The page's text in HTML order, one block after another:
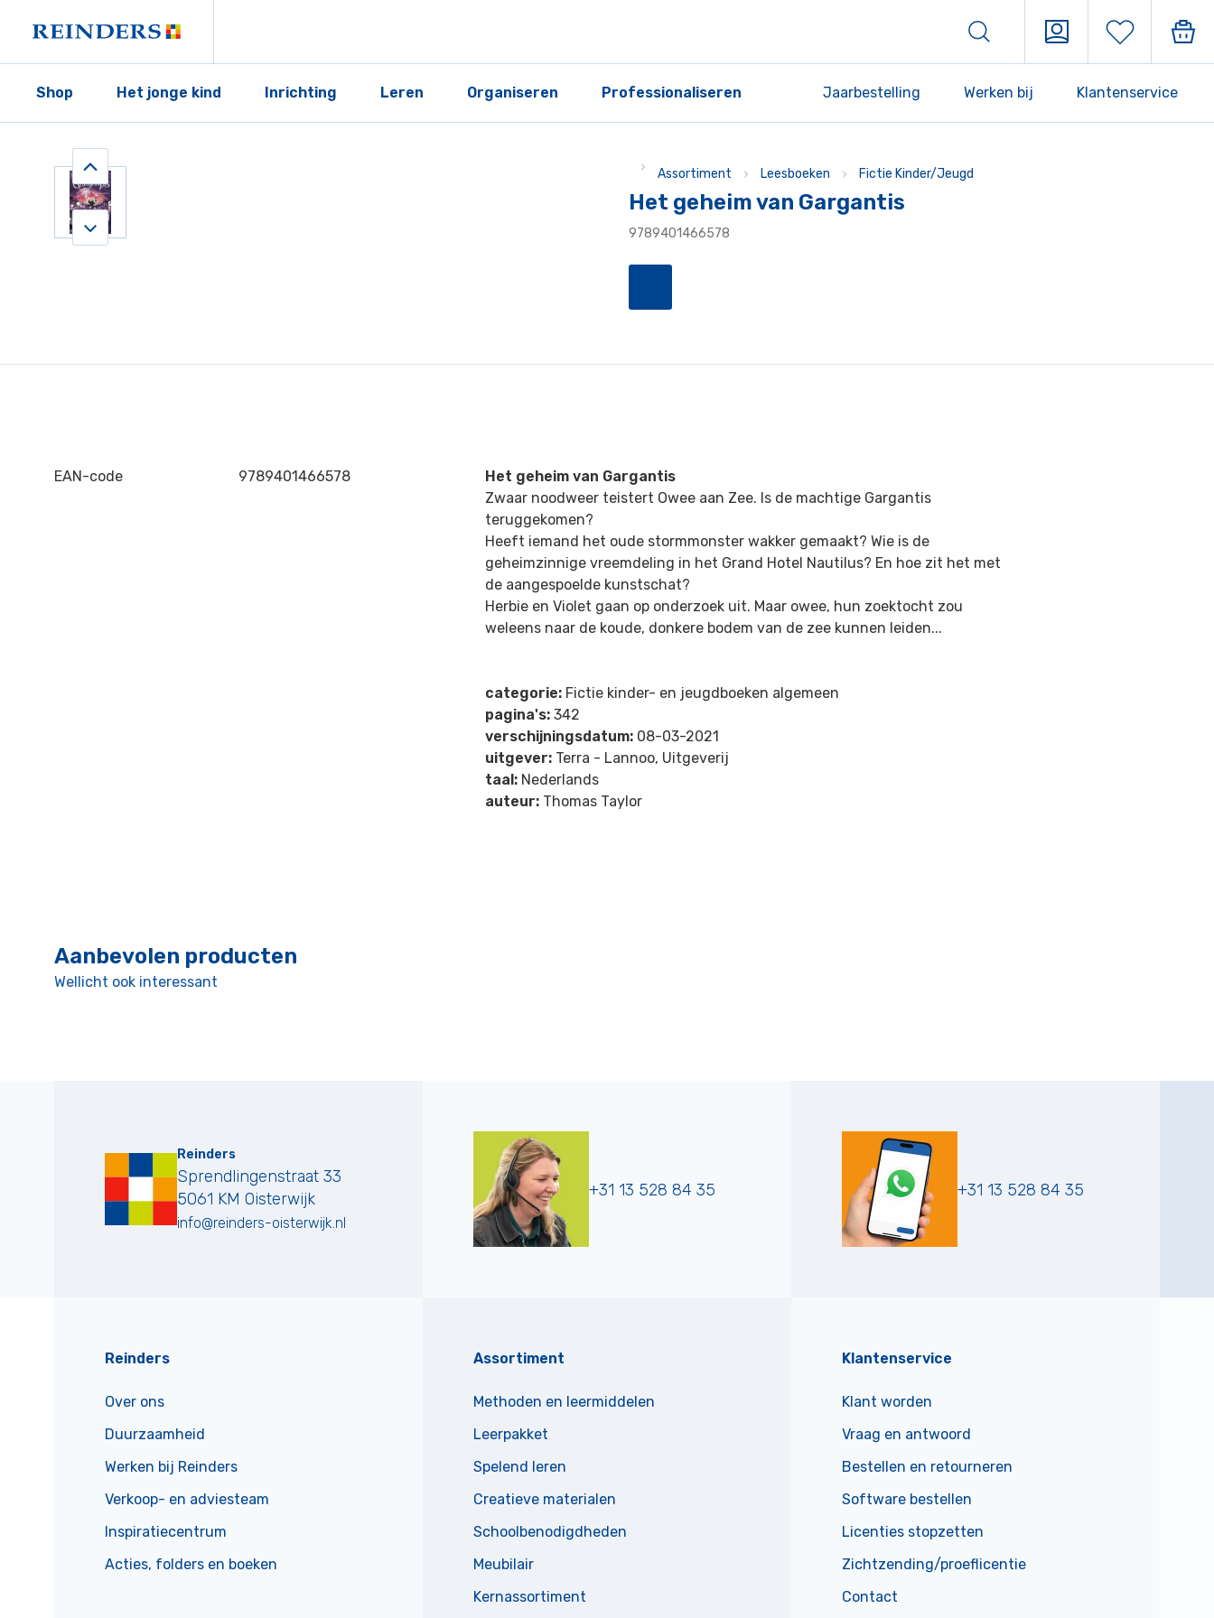
Shop Het jonge kind Inrichting Leren Organiseren Professionaliseren Jaarbestelling Werken bij Klantenservice
Assortiment Leesboeken Fictie Kinder/Jeugd
Het geheim van Gargantis
9789401466578
EAN-code 9789401466578
Het geheim van Gargantis
Zwaar noodweer teistert Owee aan Zee. Is de machtige Gargantis
teruggekomen?
Heeft iemand het oude stormmonster wakker gemaakt? Wie is de
geheimzinnige vreemdeling in het Grand Hotel Nautilus? En hoe zit het met
de aangespoelde kunstschat?
Herbie en Violet gaan op onderzoek uit. Maar owee, hun zoektocht zou
weleens naar de koude, donkere bodem van de zee kunnen leiden...
categorie: Fictie kinder- en jeugdboeken algemeen
pagina's: 342
verschijningsdatum: 08-03-2021
uitgever: Terra - Lannoo, Uitgeverij
taal: Nederlands
auteur: Thomas Taylor
Aanbevolen producten
Wellicht ook interessant
Reinders
Sprendlingenstraat 33
5061 KM Oisterwijk
info@reinders-oisterwijk.nl
+31 13 528 84 35 +31 13 528 84 35
Reinders
Over ons
Duurzaamheid
Werken bij Reinders
Verkoop- en adviesteam
Inspiratiecentrum
Acties, folders en boeken
Assortiment
Methoden en leermiddelen
Leerpakket
Spelend leren
Creatieve materialen
Schoolbenodigdheden
Meubilair
Kernassortiment
Klantenservice
Klant worden
Vraag en antwoord
Bestellen en retourneren
Software bestellen
Licenties stopzetten
Zichtzending/proeflicentie
Contact